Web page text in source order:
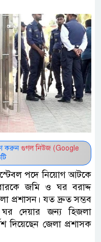
করুন গুগল নিউজ (Google
পদে নিয়োগ আটকে
জমি ও ঘর বরাদ্দ
প্রশাসন। যত দ্রুত সম্ভব
দেয়ার জন্য হিজলা
দিয়েছেন জেলা প্রশাসক